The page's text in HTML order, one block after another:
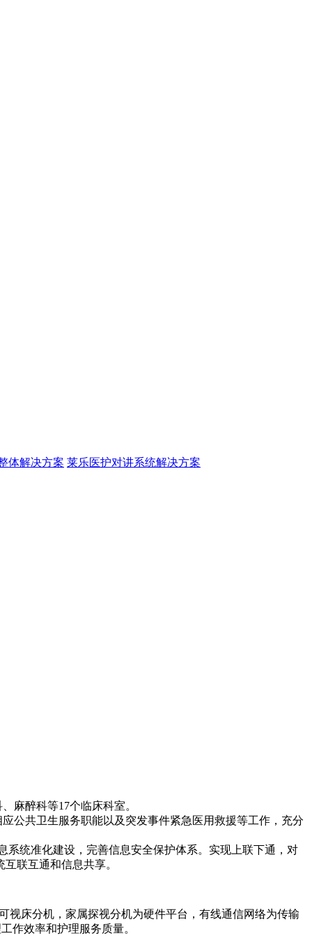
体解决方案 莱乐医护对讲系统解决方案
麻醉科等17个临床科室。
共卫生服务职能以及突发事件紧急医用救援等工作，充分
统准化建设，完善信息安全保护体系。实现上联下通，对
联互通和信息共享。
床分机，家属探视分机为硬件平台，有线通信网络为传输
作效率和护理服务质量。